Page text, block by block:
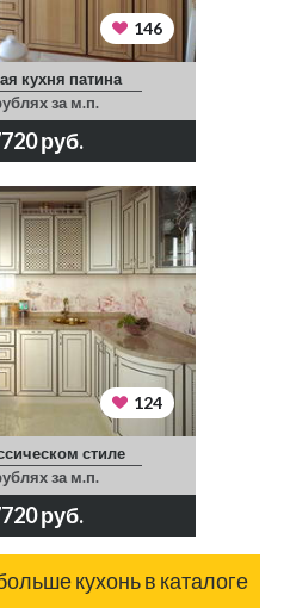
146
кухня патина
за м.п.
руб.
124
стиле
за м.п.
руб.
кухонь в каталоге